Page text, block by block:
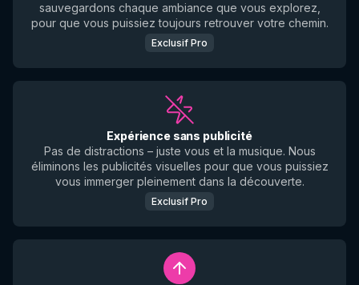
sauvegardons chaque ambiance que vous explorez,
pour que vous puissiez toujours retrouver votre chemin.
Exclusif Pro
Expérience sans publicité
Pas de distractions – juste vous et la musique. Nous
éliminons les publicités visuelles pour que vous puissiez
vous immerger pleinement dans la découverte.
Exclusif Pro